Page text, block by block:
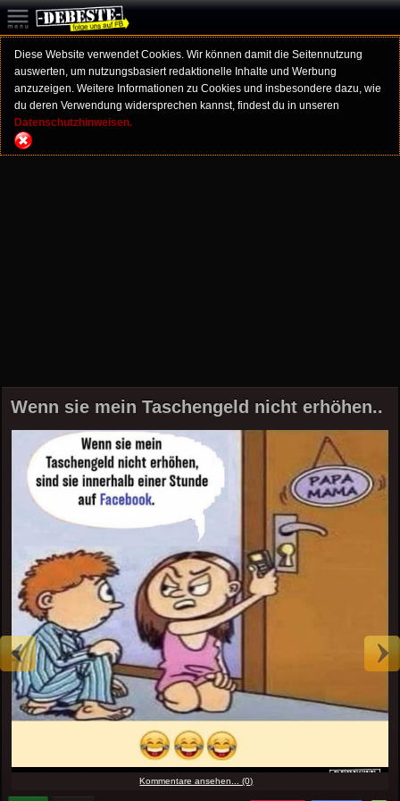
Diese Website verwendet Cookies. Wir können damit die Seitennutzung
auswerten, um nutzungsbasiert redaktionelle Inhalte und Werbung
anzuzeigen. Weitere Informationen zu Cookies und insbesondere dazu, wie
du deren Verwendung widersprechen kannst, findest du in unseren
Datenschutzhinweisen.
Wenn sie mein Taschengeld nicht erhöhen..
Kommentare ansehen... (0)